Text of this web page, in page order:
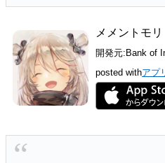
メメントモリ
開発元:Bank of
posted withアプ